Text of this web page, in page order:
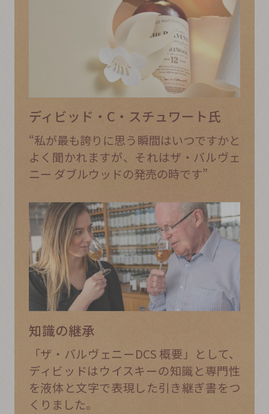
ディビッド・C・スチュワート氏
“私が最も誇りに思う瞬間はいつですかと
よく聞かれますが、それはザ・バルヴェ
ニー ダブルウッドの発売の時です”
知識の継承
「ザ・バルヴェニーDCS 概要」として、
ディビッドはウイスキーの知識と専門性
を液体と文字で表現した引き継ぎ書をつ
くりました。